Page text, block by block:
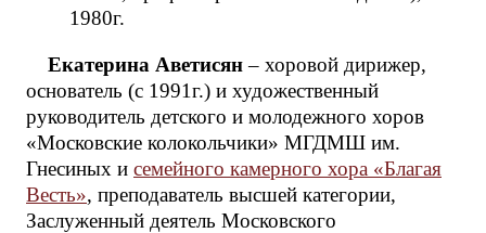
1980г.
Екатерина Аветисян– хоровой дирижер,
основатель (с 1991г.) и художественный
руководитель детского и молодежного хоров
«Московские колокольчики» МГДМШ им.
Гнесиных и семейного камерного хора «Благая
Весть», преподаватель высшей категории,
Заслуженный деятель Московского